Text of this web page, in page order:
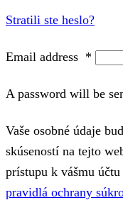
Stratili ste heslo?
Email address *
A password will be
Vaše osobné údaje
skúseností na tejto
prístupu k vášmu
pravidlá ochrany